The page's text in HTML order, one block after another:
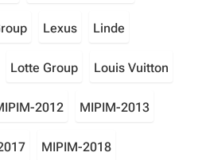
Lexus Linde
Lotte Group Louis Vuitton
2012 MIPIM-2013
MIPIM-2018